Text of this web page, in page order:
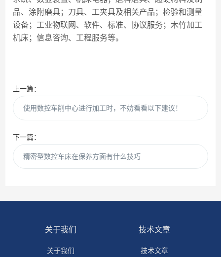
品、涂附磨具；刀具、工夹具及相关产品；检验和测量
设备；工业物联网、软件、标准、协议服务；木竹加工
机床；信息咨询、工程服务等。
上一篇：
使用数控车削中心进行加工时，不妨看看以下建议！
下一篇：
精密型数控车床在保养方面有什么技巧
关于我们
关于我们
技术文章
技术文章